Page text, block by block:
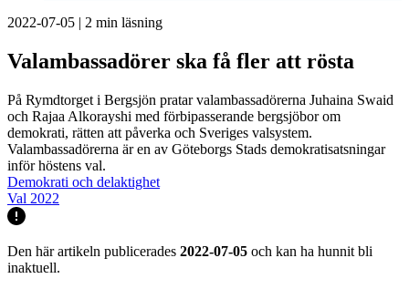
2022-07-05 | 2 min läsning
Valambassadörer ska få fler att rösta
På Rymdtorget i Bergsjön pratar valambassadörerna Juhaina Swaid
och Rajaa Alkorayshi med förbipasserande bergsjöbor om
demokrati, rätten att påverka och Sveriges valsystem.
Valambassadörerna är en av Göteborgs Stads demokratisatsningar
inför höstens val.
Demokrati och delaktighet
Val 2022
Den här artikeln publicerades 2022-07-05 och kan ha hunnit bli
inaktuell.